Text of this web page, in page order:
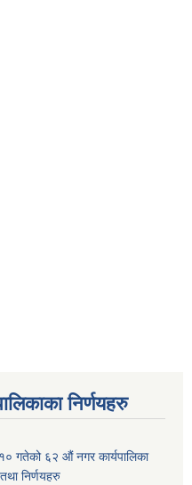
निर्णयहरु
गतेको ६२ औं नगर कार्यपालिका
निर्णयहरु